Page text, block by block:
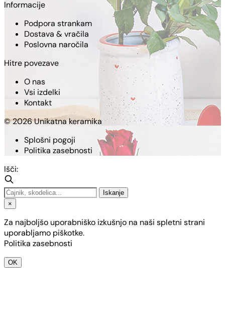
Informacije
Podpora strankam
Dostava & vračila
Poslovna naročila
Hitre povezave
O nas
Vsi izdelki
Kontakt
© 2026 Unikatna keramika
Splošni pogoji
Politika zasebnosti
Išči:
Iskanje
×
Za najboljšo uporabniško izkušnjo na naši spletni strani
uporabljamo piškotke.
Politika zasebnosti
OK